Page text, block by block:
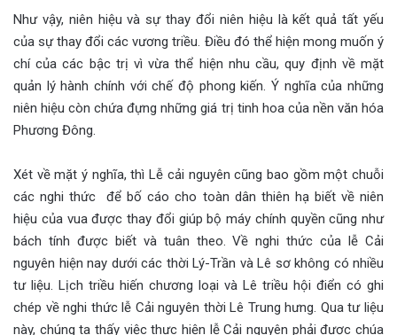
Như vậy, niên hiệu và sự thay đổi niên hiệu là kết quả tất yếu
của sự thay đổi các vương triều. Điều đó thể hiện mong muốn ý
chí của các bậc trị vì vừa thể hiện nhu cầu, quy định về mặt
quản lý hành chính với chế độ phong kiến. Ý nghĩa của những
niên hiệu còn chứa đựng những giá trị tinh hoa của nền văn hóa
Phương Đông.
Xét về mặt ý nghĩa, thì Lễ cải nguyên cũng bao gồm một chuỗi
các nghi thức để bố cáo cho toàn dân thiên hạ biết về niên
hiệu của vua được thay đổi giúp bộ máy chính quyền cũng như
bách tính được biết và tuân theo. Về nghi thức của lễ Cải
nguyên hiện nay dưới các thời Lý-Trần và Lê sơ không có nhiều
tư liệu. Lịch triều hiến chương loại và Lê triều hội điển có ghi
chép về nghi thức lễ Cải nguyên thời Lê Trung hưng. Qua tư liệu
này, chúng ta thấy việc thực hiện lễ Cải nguyên phải được chúa